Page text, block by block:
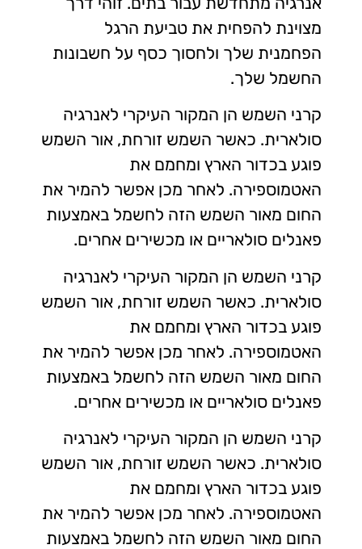
מצוינת להפחית את טביעת הרגל
הפחמנית שלך ולחסוך כסף על חשבונות
החשמל שלך.
קרני השמש הן המקור העיקרי לאנרגיה
סולארית. כאשר השמש זורחת, אור השמש
פוגע בכדור הארץ ומחמם את
האטמוספירה. לאחר מכן אפשר להמיר את
החום מאור השמש הזה לחשמל באמצעות
פאנלים סולאריים או מכשירים אחרים.
קרני השמש הן המקור העיקרי לאנרגיה
סולארית. כאשר השמש זורחת, אור השמש
פוגע בכדור הארץ ומחמם את
האטמוספירה. לאחר מכן אפשר להמיר את
החום מאור השמש הזה לחשמל באמצעות
פאנלים סולאריים או מכשירים אחרים.
קרני השמש הן המקור העיקרי לאנרגיה
סולארית. כאשר השמש זורחת, אור השמש
פוגע בכדור הארץ ומחמם את
האטמוספירה. לאחר מכן אפשר להמיר את
החום מאור השמש הזה לחשמל באמצעות